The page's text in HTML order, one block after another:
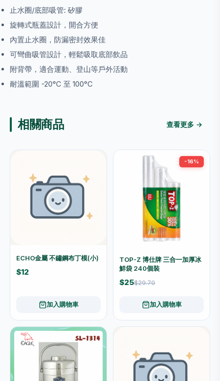
止水圈/底部吸管: 矽膠
旋轉式瓶蓋設計，開合方便
內置止水圈，防漏密封效果佳
可彎曲吸管設計，輕鬆吸取底部飲品
附背帶，適合運動、登山等戶外活動
耐溫範圍 -20°C 至 100°C
相關商品 查看更多 →
ECHO金屬 不鏽鋼布丁模(小)
$12
加入購物車
-16%
TOP-Z 博仕牌 三合一加厚冰
鮮袋 240個裝
$25$29.70
加入購物車